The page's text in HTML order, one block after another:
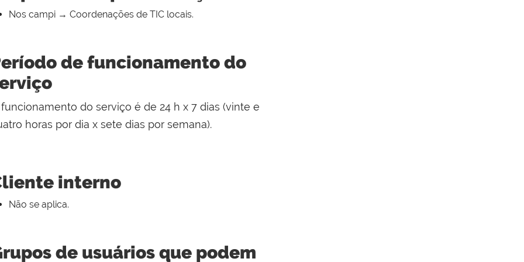
Nos campi → Coordenações de TIC locais.
de funcionamento do
do serviço é de 24 h x 7 dias (vinte e
horas por dia x sete dias por semana).
interno
Não se aplica.
de usuários que podem